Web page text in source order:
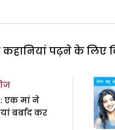
पढ़ने के लिए
एक मां ने
बर्बाद कर